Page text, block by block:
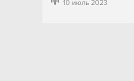
10 июль 2023